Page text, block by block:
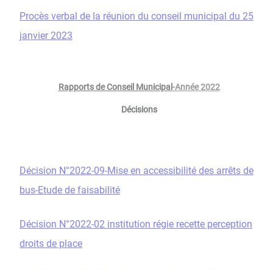
Procès verbal de la réunion du conseil municipal du 25
janvier 2023
Rapports de Conseil Municipal-Année 2022
Décisions
Décision N°2022-09-Mise en accessibilité des arrêts de
bus-Etude de faisabilité
Décision N°2022-02 institution régie recette perception
droits de place